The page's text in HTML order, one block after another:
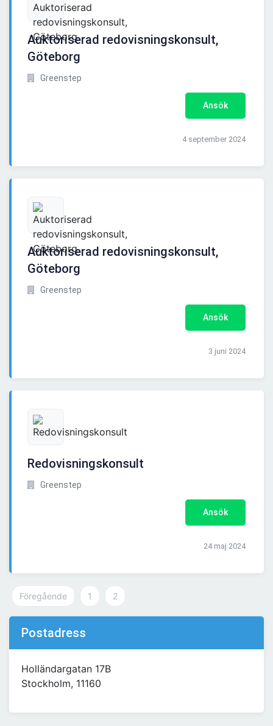
Auktoriserad redovisningskonsult,
Göteborg
Greenstep
Ansök
4 september 2024
Auktoriserad redovisningskonsult,
Göteborg
Greenstep
Ansök
3 juni 2024
Redovisningskonsult
Greenstep
Ansök
24 maj 2024
Föregående 1 2
Postadress
Holländargatan 17B
Stockholm, 11160